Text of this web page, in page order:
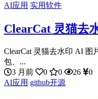
AI应用 实用软件
ClearCat 灵猫去
ClearCat 灵猫去水印 AI 图
包、...
3 月前
0 0 26
0
AI应用 github开源